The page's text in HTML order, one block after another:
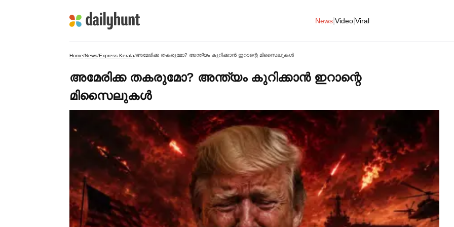
News Video Viral
Home/News/Express Kerala/അമേരിക്ക തകരുമോ? അന്ത്യം കുറിക്കാൻ ഇറാന്റെ മിസൈലുകള്‍
അമേരിക്ക തകരുമോ? അന്ത്യം കുറിക്കാൻ ഇറാന്റെ
മിസൈലുകള്‍